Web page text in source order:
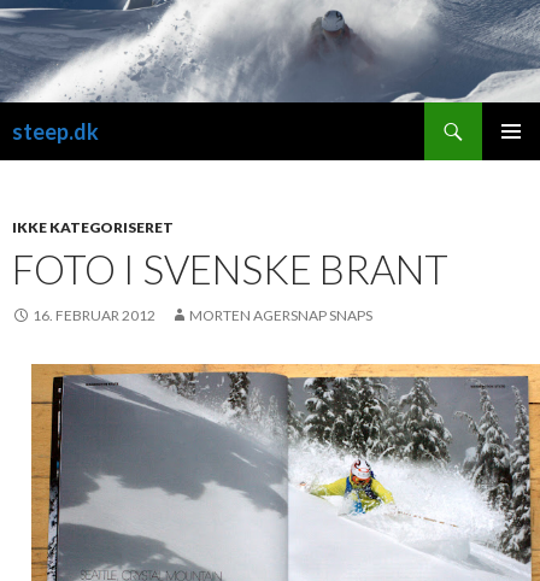
steep.dk
IKKE KATEGORISERET
FOTO I SVENSKE BRANT
16. FEBRUAR 2012 MORTEN AGERSNAP SNAPS